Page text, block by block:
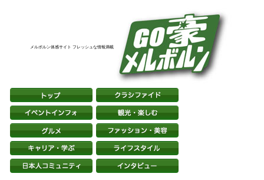
メルボルン体感サイト フレッシュな情報満載